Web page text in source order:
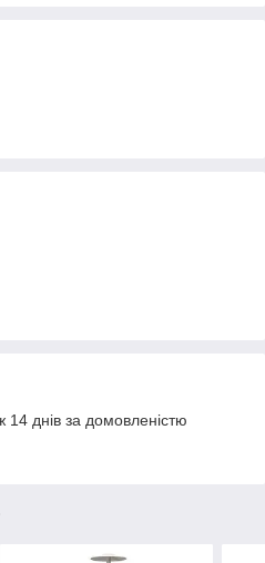
днів за домовленістю